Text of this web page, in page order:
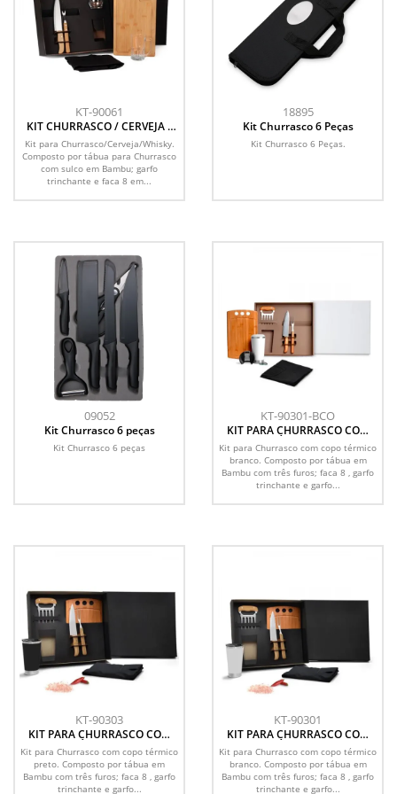
KT-90061
KIT CHURRASCO / CERVEJA /
WHISKY - 6 PÇS
Kit para Churrasco/Cerveja/Whisky.
Composto por tábua para Churrasco
com sulco em Bambu; garfo
trinchante e faca 8 em...
18895
Kit Churrasco 6 Peças
Kit Churrasco 6 Peças.
09052
Kit Churrasco 6 peças
Kit Churrasco 6 peças
KT-90301-BCO
KIT PARA CHURRASCO COM
COPO TÉRMICO - 6 PÇS
Kit para Churrasco com copo térmico
branco. Composto por tábua em
Bambu com três furos; faca 8 , garfo
trinchante e garfo...
KT-90303
KIT PARA CHURRASCO COM
COPO TÉRMICO - 6 PÇS
Kit para Churrasco com copo térmico
preto. Composto por tábua em
Bambu com três furos; faca 8 , garfo
trinchante e garfo...
KT-90301
KIT PARA CHURRASCO COM
COPO TÉRMICO - 6 PÇS
Kit para Churrasco com copo térmico
branco. Composto por tábua em
Bambu com três furos; faca 8 , garfo
trinchante e garfo...